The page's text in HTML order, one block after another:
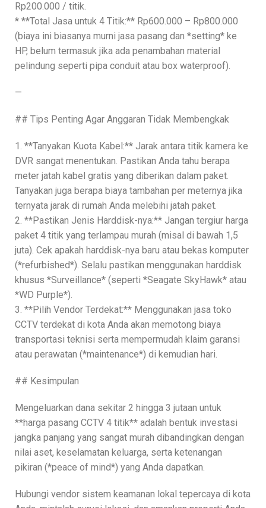
Rp200.000 / titik.
* **Total Jasa untuk 4 Titik:** Rp600.000 – Rp800.000
(biaya ini biasanya murni jasa pasang dan *setting* ke
HP, belum termasuk jika ada penambahan material
pelindung seperti pipa conduit atau box waterproof).
—
## Tips Penting Agar Anggaran Tidak Membengkak
1. **Tanyakan Kuota Kabel:** Jarak antara titik kamera ke
DVR sangat menentukan. Pastikan Anda tahu berapa
meter jatah kabel gratis yang diberikan dalam paket.
Tanyakan juga berapa biaya tambahan per meternya jika
ternyata jarak di rumah Anda melebihi jatah paket.
2. **Pastikan Jenis Harddisk-nya:** Jangan tergiur harga
paket 4 titik yang terlampau murah (misal di bawah 1,5
juta). Cek apakah harddisk-nya baru atau bekas komputer
(*refurbished*). Selalu pastikan menggunakan harddisk
khusus *Surveillance* (seperti *Seagate SkyHawk* atau
*WD Purple*).
3. **Pilih Vendor Terdekat:** Menggunakan jasa toko
CCTV terdekat di kota Anda akan memotong biaya
transportasi teknisi serta mempermudah klaim garansi
atau perawatan (*maintenance*) di kemudian hari.
## Kesimpulan
Mengeluarkan dana sekitar 2 hingga 3 jutaan untuk
**harga pasang CCTV 4 titik** adalah bentuk investasi
jangka panjang yang sangat murah dibandingkan dengan
nilai aset, keselamatan keluarga, serta ketenangan
pikiran (*peace of mind*) yang Anda dapatkan.
Hubungi vendor sistem keamanan lokal tepercaya di kota